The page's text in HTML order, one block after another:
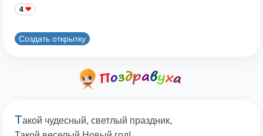
4
Создать открытку
Такой чудесный, светлый праздник,